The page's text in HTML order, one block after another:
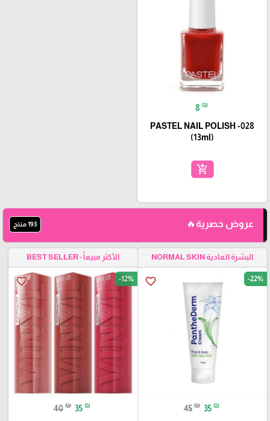
8 ₪
PASTEL NAIL POLISH -028
(13ml)
add_shopping_cart
عروض حصرية🔥 193 منتج
البشرة العادية NORMAL SKIN
favorite_border -22%
45 ₪ 35 ₪
الأكثر مبيعاً - BEST SELLER
favorite_border -12%
40 ₪ 35 ₪